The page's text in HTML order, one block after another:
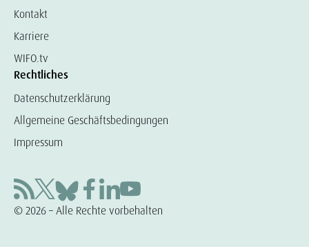
Kontakt
Karriere
WIFO.tv
Rechtliches
Datenschutzerklärung
Allgemeine Geschäftsbedingungen
Impressum
© 2026 – Alle Rechte vorbehalten